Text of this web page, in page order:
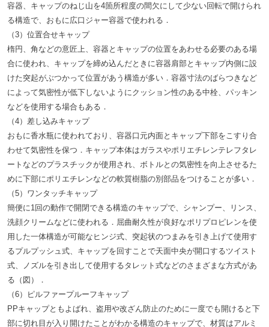
容器、キャップのねじ山を4箇所程度の間欠にして少ない回転で開けられ
る構造で、おもに広口ジャー容器で使われる．
（3）位置合せキャップ
楕円、角などの意匠上、容器とキャップの位置をあわせる必要のある場
合に使われ、キャップを締め込んだときに容器肩部とキャップ内側に設
けた突起がぶつかって位置があう構造が多い．容器寸法のばらつきなど
によって気密性が低下しないようにクッション性のある中栓、パッキン
などを使用する場合もある．
（4）差し込みキャップ
おもに香水瓶に使われており、容器口元内面とキャップ下部をこすり合
わせて気密性を保つ．キャップ本体はガラスやポリエチレンテレフタレ
ートなどのプラスチックが使用され、ボトルとの気密性を向上させるた
めに下部にポリエチレンなどの軟質樹脂の別部品をつけることが多い．
（5）ワンタッチキャップ
簡便に1回の動作で開閉できる構造のキャップで、シャンプー、リンス、
洗顔クリームなどに使われる．屈曲耐久性が良好なポリプロピレンを使
用した一体構造が可能なヒンジ式、突起状のつまみを引き上げて使用す
るプルプッシュ式、キャップを回すことで天面中央が開口するツイスト
式、ノズルを引き出して使用するタレット式などのさまざまな方式があ
る（図）．
（6）ピルファープルーフキャップ
PPキャップともよばれ、盗用や改ざん防止のために一度でも開けると下
部に切れ目が入り開けたことがわかる構造のキャップで、材質はアルミ